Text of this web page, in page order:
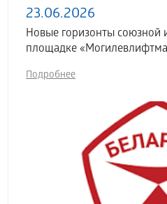
23.06.2026
Новые горизонты союзной
площадке
Подробнее